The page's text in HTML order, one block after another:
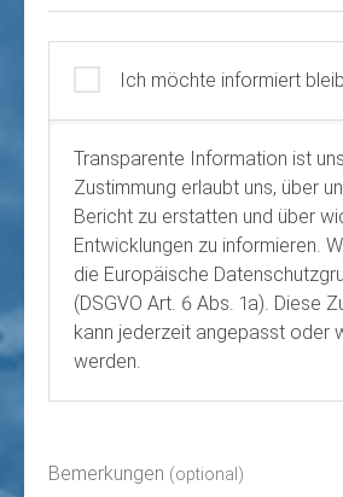
Ich möchte informiert
Transparente Information ist
Zustimmung erlaubt uns, über
Bericht zu erstatten und über
Entwicklungen zu informieren.
die Europäische
(DSGVO Art. 6 Abs. 1a). Diese
kann jederzeit angepasst oder
werden.
Bemerkungen (optional)